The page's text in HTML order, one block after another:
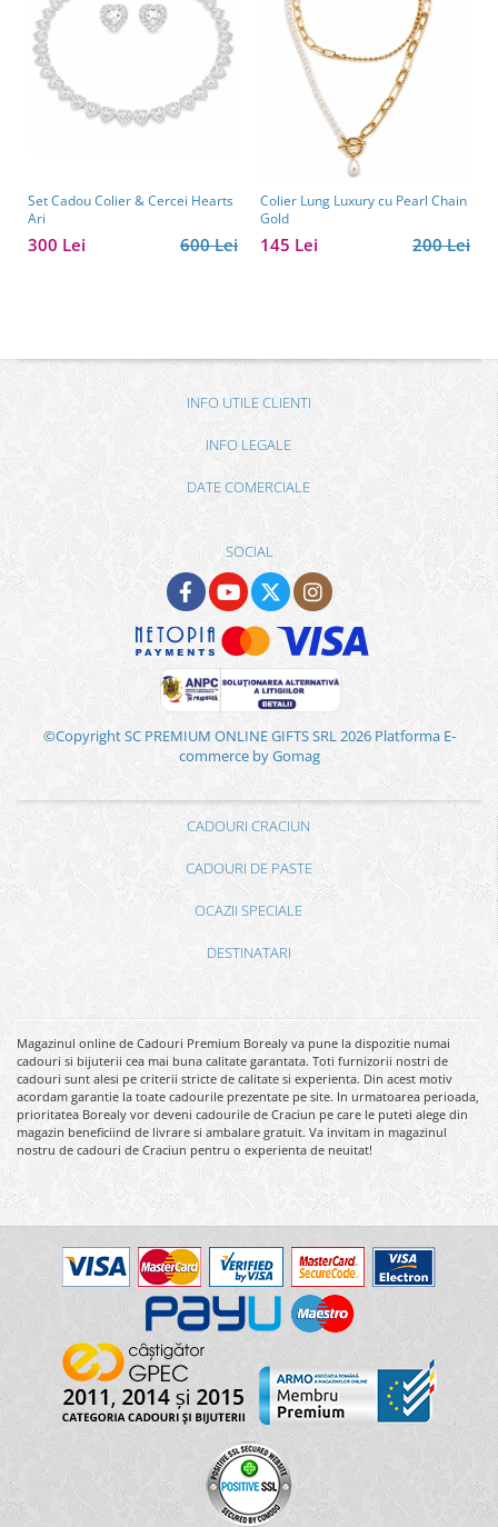
Set Cadou Colier & Cercei Hearts
Ari
600 Lei
300 Lei
Colier Lung Luxury cu Pearl Chain
Gold
200 Lei
145 Lei
INFO UTILE CLIENTI
INFO LEGALE
DATE COMERCIALE
SOCIAL
©Copyright SC PREMIUM ONLINE GIFTS SRL 2026 Platforma E-
commerce by Gomag
CADOURI CRACIUN
CADOURI DE PASTE
OCAZII SPECIALE
DESTINATARI
Magazinul online de Cadouri Premium Borealy va pune la dispozitie numai
cadouri si bijuterii cea mai buna calitate garantata. Toti furnizorii nostri de
cadouri sunt alesi pe criterii stricte de calitate si experienta. Din acest motiv
acordam garantie la toate cadourile prezentate pe site. In urmatoarea perioada,
prioritatea Borealy vor deveni cadourile de Craciun pe care le puteti alege din
magazin beneficiind de livrare si ambalare gratuit. Va invitam in magazinul
nostru de cadouri de Craciun pentru o experienta de neuitat!